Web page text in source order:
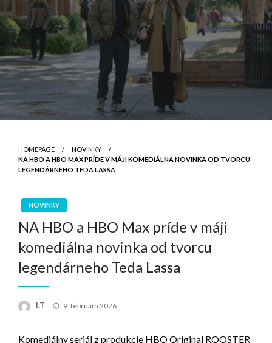
HOMEPAGE
NOVINKY
NA HBO A HBO MAX PRÍDE V MÁJI KOMEDIÁLNA NOVINKA OD TVORCU
LEGENDÁRNEHO TEDA LASSA
NOVINKY
NA HBO a HBO Max príde v máji
komediálna novinka od tvorcu
legendárneho Teda Lassa
LT
Posted
9. februára 2026
Komediálny seriál z produkcie HBO Original ROOSTER